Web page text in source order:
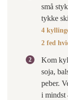
små
tykke
4
2 fed
Kom
soja,
peber.
i mindst